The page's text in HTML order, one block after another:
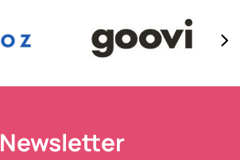
Newsletter